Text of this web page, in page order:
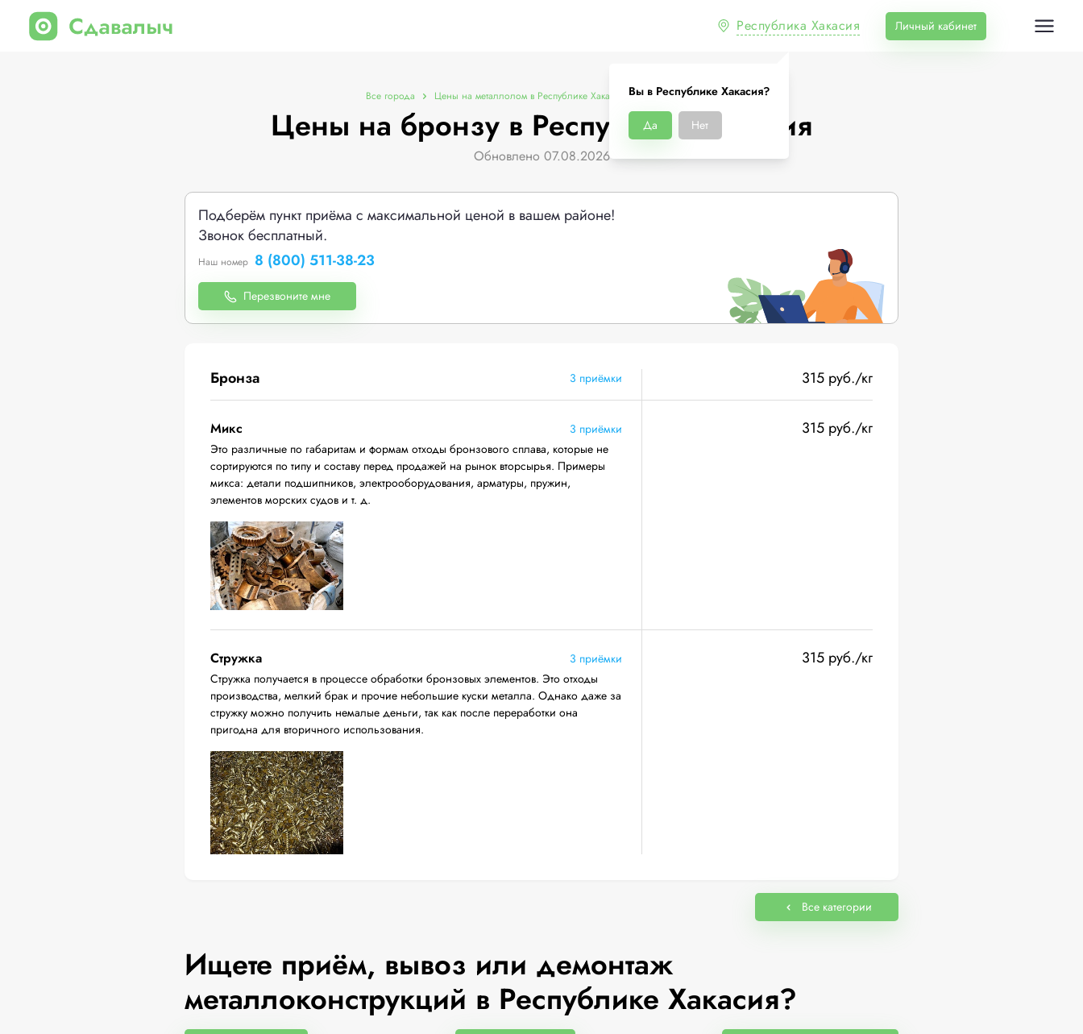
Республика Хакасия
Вы в Республике Хакасия?
Да Нет
Личный кабинет
Все города Цены на металлолом в Республике Хакасия Цены на бронзу
Цены на бронзу в Республике Хакасия
Обновлено 07.08.2026
Подберём пункт приёма с максимальной ценой в вашем районе!
Звонок бесплатный.
Наш номер 8 (800) 511-38-23
Перезвоните мне
Бронза 3 приёмки 315 руб./кг
Микс
3 приёмки
Это различные по габаритам и формам отходы бронзового сплава, которые не
сортируются по типу и составу перед продажей на рынок вторсырья. Примеры
микса: детали подшипников, электрооборудования, арматуры, пружин,
элементов морских судов и т. д.
315 руб./кг
Стружка
3 приёмки
Стружка получается в процессе обработки бронзовых элементов. Это отходы
производства, мелкий брак и прочие небольшие куски металла. Однако даже за
стружку можно получить немалые деньги, так как после переработки она
пригодна для вторичного использования.
315 руб./кг
Все категории
Ищете приём, вывоз или демонтаж
металлоконструкций в Республике Хакасия?